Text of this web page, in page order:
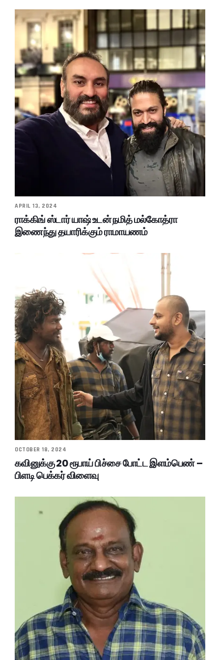
APRIL 13, 2024
ராக்கிங் ஸ்டார் யாஷ் உடன் நமித் மல்கோத்ரா
இணைந்து தயாரிக்கும் ராமாயணம்
OCTOBER 18, 2024
கவினுக்கு 20 ரூபாய் பிச்சை போட்ட இளம்பெண் –
பிளடி பெக்கர் விளைவு